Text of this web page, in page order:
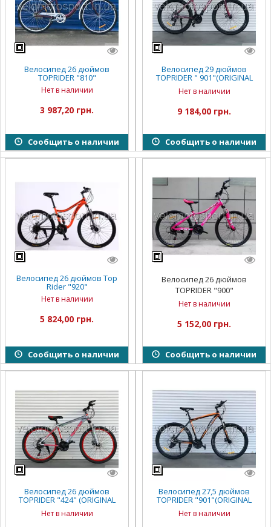
Велосипед 26 дюймов
TOPRIDER "810"
Нет в наличии
3 987,20 грн.
Сообщить о наличии
Велосипед 29 дюймов
TOPRIDER " 901"(ORIGINAL
Нет в наличии
9 184,00 грн.
Сообщить о наличии
Велосипед 26 дюймов Top
Rider "920"
Нет в наличии
5 824,00 грн.
Сообщить о наличии
Велосипед 26 дюймов
TOPRIDER "900"
Нет в наличии
5 152,00 грн.
Сообщить о наличии
Велосипед 26 дюймов
TOPRIDER "424" (ORIGINAL
Нет в наличии
Велосипед 27,5 дюймов
TOPRIDER "901"(ORIGINAL
Нет в наличии